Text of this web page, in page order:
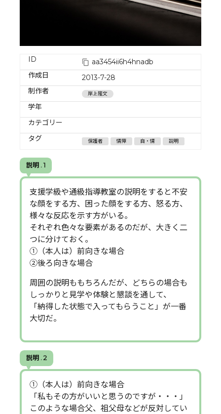
ID
aa3454ii6h4hnadb
作成日
2013-7-28
制作者
岸上隆文
学年
カテゴリー
タグ
保護者 情障 自・情 説明
説明 . 1
支援学級や通級指導教室の説明をすると不安
な顔をする方、困った顔をする方、怒る方、
様々な反応を示す方がいる。
それぞれ色々な要素があるのだが、大きく二
つに分けておく。
①（本人は）前向きな場合
②後ろ向きな場合
周囲の説明ももちろんだが、どちらの場合も
しっかりと見学や体験と懇談を通して、
「納得した状態で入ってもらうこと」が一番
大切だ。
説明 . 2
①（本人は）前向きな場合
「私もその方がいいと思うのですが・・・」
このような場合父、祖父母などが反対してい